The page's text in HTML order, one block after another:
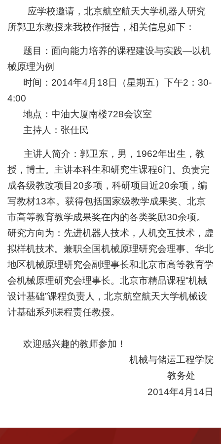
应学校邀请，北京航空航天大学机器人研究
所郭卫东教授来我校作报告，相关信息如下：
题目：面向能力培养的课程建设与实践—以机
械原理为例
时间： 2014年4 月 18 日（星期五）下午2 ： 30-
4:00
地点：中油大厦南楼728会议室
主持人：张仕民
主讲人简介：郭卫东，男， 1962年出生，教
授，博士。主讲本科生和研究生课程6门。负责完
成各级教改项目 20多项，科研项目近20余项，编
写教材13本。获得包括国家级教学成果奖、北京
市高等教育教学成果奖在内的各类奖励30余项。
研究方向为：先进机器人技术，人机交互技术，虚
拟样机技术。 兼职全国机械原理研究会理事、华北
地区机械原理研究会副理事长和北京市高等教育学
会机械原理研究会理事长。北京市精品课程“机械
设计基础”课程负责人，北京航空航天大学机械设
计基础系列课程责任教授。
欢迎感兴趣的教师参加！
机械与储运工程学院
教务处
2014年4 月 14 日